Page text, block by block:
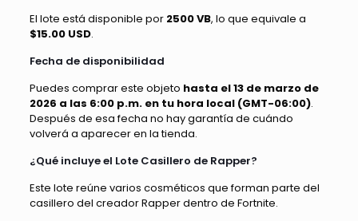
El lote está disponible por 2500 VB, lo que equivale a
$15.00 USD.
Fecha de disponibilidad
Puedes comprar este objeto hasta el 13 de marzo de
2026 a las 6:00 p.m. en tu hora local (GMT-06:00).
Después de esa fecha no hay garantía de cuándo
volverá a aparecer en la tienda.
¿Qué incluye el Lote Casillero de Rapper?
Este lote reúne varios cosméticos que forman parte del
casillero del creador Rapper dentro de Fortnite.